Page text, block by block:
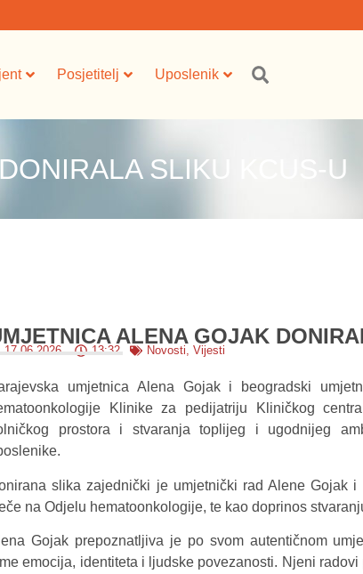
Posjetitelj Uposlenik
SLIKU KCUS-U
ALENA GOJAK
17.06.2026. 13:32 Novosti,Vijesti
umjetnica Alena Gojak i beogradski
Klinike za pedijatriju Kliničkog
prostora i stvaranja toplijeg i ugodnijeg
slika zajednički je umjetnički rad Alene Gojak
na Odjelu hematoonkologije, te kao doprinos
Gojak prepoznatljiva je po svom autentičnom
emocija, identiteta i ljudske povezanosti. Njeni